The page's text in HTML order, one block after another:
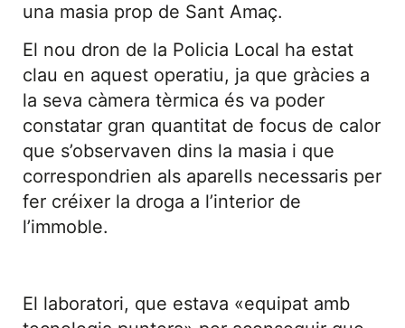
una masia prop de Sant Amaç.
El nou dron de la Policia Local ha estat
clau en aquest operatiu, ja que gràcies a
la seva càmera tèrmica és va poder
constatar gran quantitat de focus de calor
que s’observaven dins la masia i que
correspondrien als aparells necessaris per
fer créixer la droga a l’interior de
l’immoble.
El laboratori, que estava «equipat amb